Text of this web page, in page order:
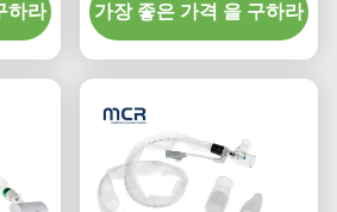
하라
가장 좋은 가격 을 구하라